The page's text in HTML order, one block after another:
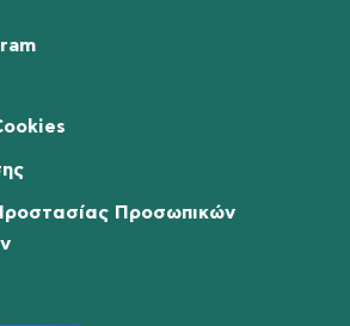
Προσωπικών